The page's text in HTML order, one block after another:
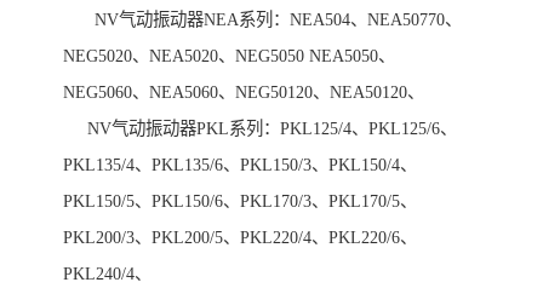
NV气动振动器NEA系列：NEA504、NEA50770、
NEG5020、NEA5020、NEG5050 NEA5050、
NEG5060、NEA5060、NEG50120、NEA50120、
NV气动振动器PKL系列：PKL125/4、PKL125/6、
PKL135/4、PKL135/6、PKL150/3、PKL150/4、
PKL150/5、PKL150/6、PKL170/3、PKL170/5、
PKL200/3、PKL200/5、PKL220/4、PKL220/6、
PKL240/4、